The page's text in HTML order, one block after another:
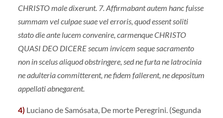
CHRISTO male dixerunt. 7. Affirmabant autem hanc fuisse
summam vel culpae suae vel erroris, quod essent soliti
stato die ante lucem convenire, carmenque CHRISTO
QUASI DEO DICERE secum invicem seque sacramento
non in scelus aliquod obstringere, sed ne furta ne latrocinia
ne adulteria committerent, ne fidem fallerent, ne depositum
appellati abnegarent.
4) Luciano de Samósata, De morte Peregrini. (Segunda